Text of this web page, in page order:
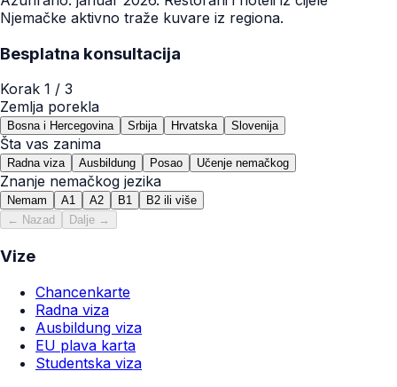
Njemačke aktivno traže kuvare iz regiona.
Besplatna konsultacija
Korak 1 / 3
Zemlja porekla
Bosna i Hercegovina Srbija Hrvatska Slovenija
Šta vas zanima
Radna viza Ausbildung Posao Učenje nemačkog
Znanje nemačkog jezika
Nemam A1 A2 B1
B2 ili više
← Nazad
Dalje →
Vize
Chancenkarte
Radna viza
Ausbildung viza
EU plava karta
Studentska viza